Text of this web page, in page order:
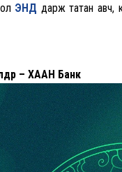
ЭНД дарж татан авч,
– ХААН Банк